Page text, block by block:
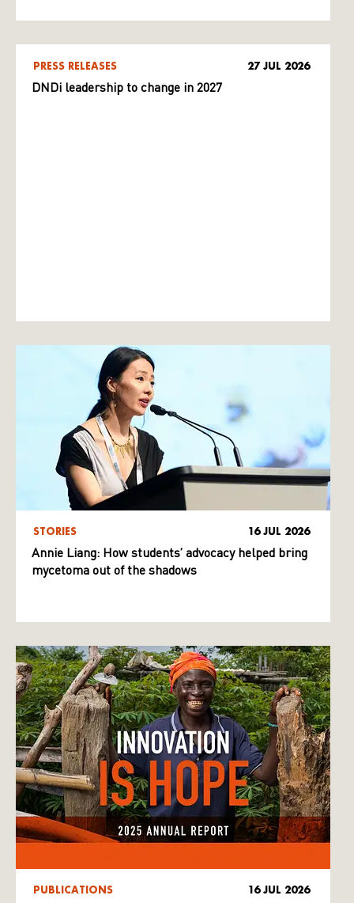
PRESS RELEASES 27 JUL 2026
DNDi leadership to change in 2027
STORIES 16 JUL 2026
Annie Liang: How students’ advocacy helped bring
mycetoma out of the shadows
PUBLICATIONS 16 JUL 2026